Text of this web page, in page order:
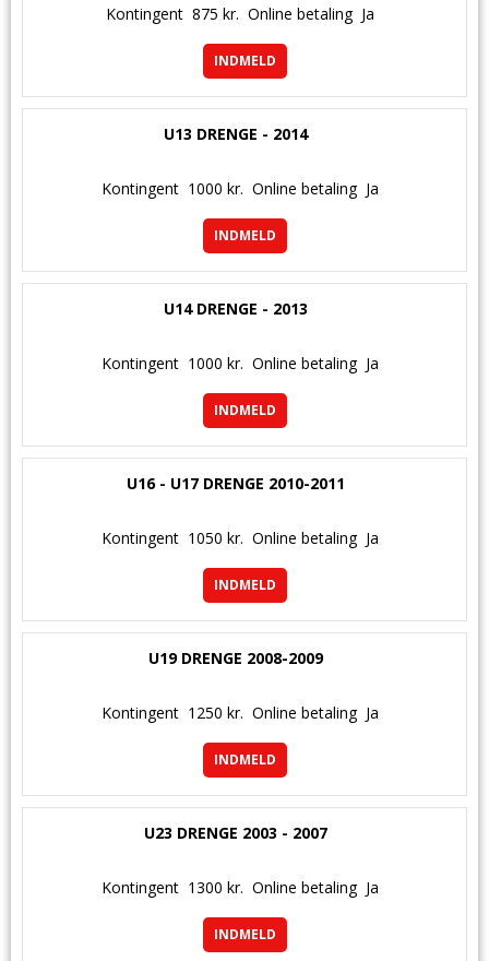
Kontingent 875 kr. Online betaling Ja
INDMELD
U13 DRENGE - 2014
Kontingent 1000 kr. Online betaling Ja
INDMELD
U14 DRENGE - 2013
Kontingent 1000 kr. Online betaling Ja
INDMELD
U16 - U17 DRENGE 2010-2011
Kontingent 1050 kr. Online betaling Ja
INDMELD
U19 DRENGE 2008-2009
Kontingent 1250 kr. Online betaling Ja
INDMELD
U23 DRENGE 2003 - 2007
Kontingent 1300 kr. Online betaling Ja
INDMELD